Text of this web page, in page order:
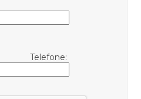
Telefone: